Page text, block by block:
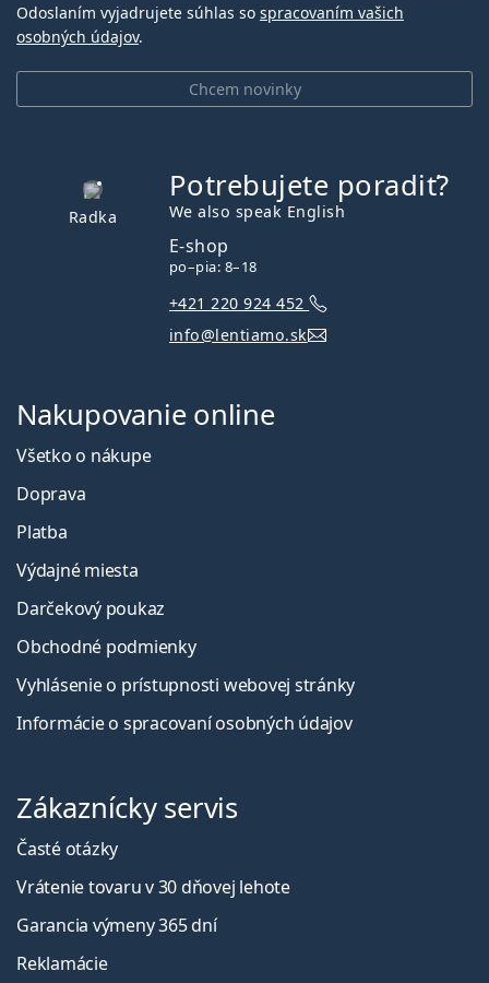
Chcem novinky
Odoslaním vyjadrujete súhlas so spracovaním vašich
osobných údajov.
Radka
Potrebujete poradiť?
We also speak English
E-shop
po–pia: 8–18
+421 220 924 452
info@lentiamo.sk
Nakupovanie online
Všetko o nákupe
Doprava
Platba
Výdajné miesta
Darčekový poukaz
Obchodné podmienky
Vyhlásenie o prístupnosti webovej stránky
Informácie o spracovaní osobných údajov
Zákaznícky servis
Časté otázky
Vrátenie tovaru v 30 dňovej lehote
Garancia výmeny 365 dní
Reklamácie